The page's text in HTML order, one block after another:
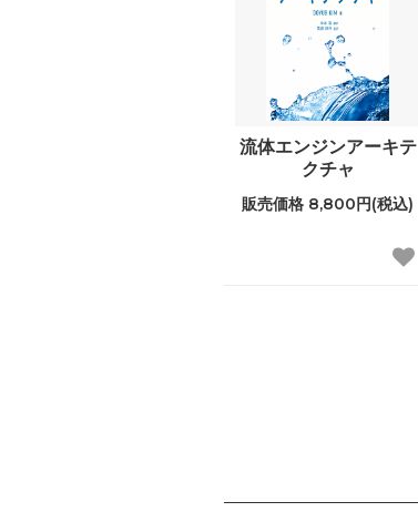
流体エンジンアーキテ
クチャ
販売価格 8,800円(税込)